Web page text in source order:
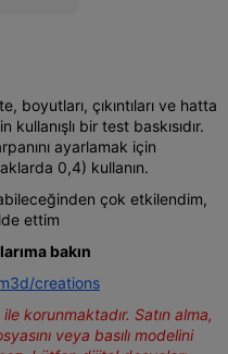
boyutları, çıkıntıları ve hatta
bir test baskısıdır.
ayarlamak için
0,4) kullanın.
çok etkilendim,
ettim
bakın
creations
ile korunmaktadır. Satın alma,
veya basılı modelini